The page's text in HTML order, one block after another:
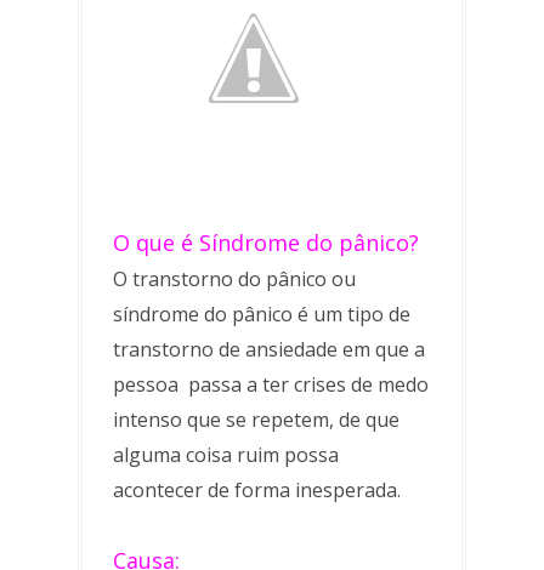
O que é Síndrome do pânico?
O transtorno do pânico ou
síndrome do pânico é um tipo de
transtorno de ansiedade em que a
pessoa passa a ter crises de medo
intenso que se repetem, de que
alguma coisa ruim possa
acontecer de forma inesperada.
Causa: